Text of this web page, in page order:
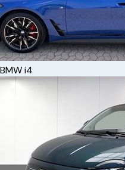
BMWi4